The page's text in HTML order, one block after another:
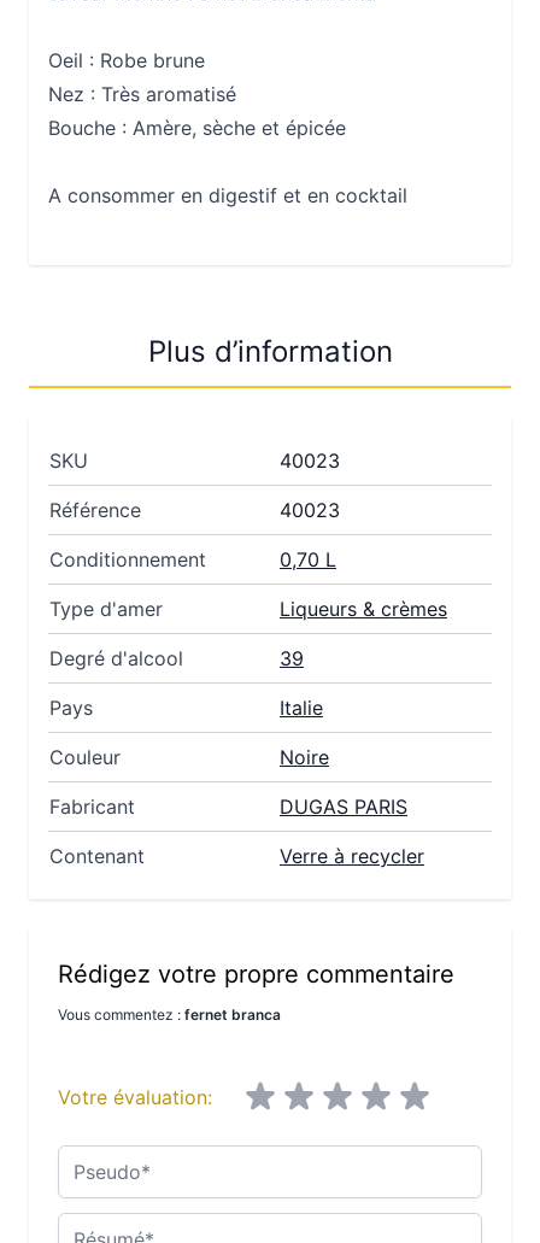
Oeil : Robe brune
Nez : Très aromatisé
Bouche : Amère, sèche et épicée
A consommer en digestif et en cocktail
Plus d’information
SKU 40023
Référence 40023
Conditionnement 0,70 L
Type d'amer Liqueurs & crèmes
Degré d'alcool 39
Pays Italie
Couleur Noire
Fabricant DUGAS PARIS
Contenant Verre à recycler
Rédigez votre propre commentaire
Vous commentez : fernet branca
Votre évaluation:
Pseudo
Résumé